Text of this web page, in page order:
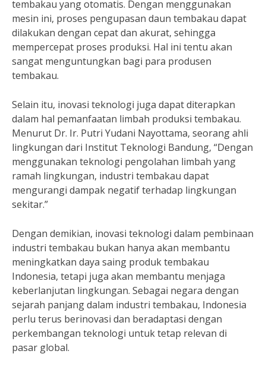
tembakau yang otomatis. Dengan menggunakan
mesin ini, proses pengupasan daun tembakau dapat
dilakukan dengan cepat dan akurat, sehingga
mempercepat proses produksi. Hal ini tentu akan
sangat menguntungkan bagi para produsen
tembakau.
Selain itu, inovasi teknologi juga dapat diterapkan
dalam hal pemanfaatan limbah produksi tembakau.
Menurut Dr. Ir. Putri Yudani Nayottama, seorang ahli
lingkungan dari Institut Teknologi Bandung, “Dengan
menggunakan teknologi pengolahan limbah yang
ramah lingkungan, industri tembakau dapat
mengurangi dampak negatif terhadap lingkungan
sekitar.”
Dengan demikian, inovasi teknologi dalam pembinaan
industri tembakau bukan hanya akan membantu
meningkatkan daya saing produk tembakau
Indonesia, tetapi juga akan membantu menjaga
keberlanjutan lingkungan. Sebagai negara dengan
sejarah panjang dalam industri tembakau, Indonesia
perlu terus berinovasi dan beradaptasi dengan
perkembangan teknologi untuk tetap relevan di
pasar global.